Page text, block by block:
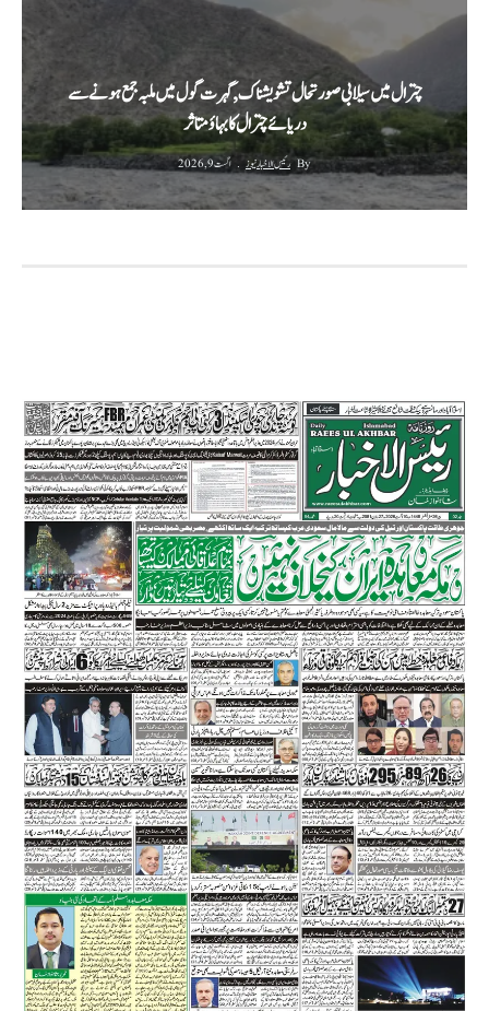
چترال میں سیلابی صورتحال تشویشناک,گہرت گول میں ملبہ جمع ہونے سے
دریائے چترال کا بہاؤ متاثر
By رئیس الاخبار نیوز اگست 9, 2026